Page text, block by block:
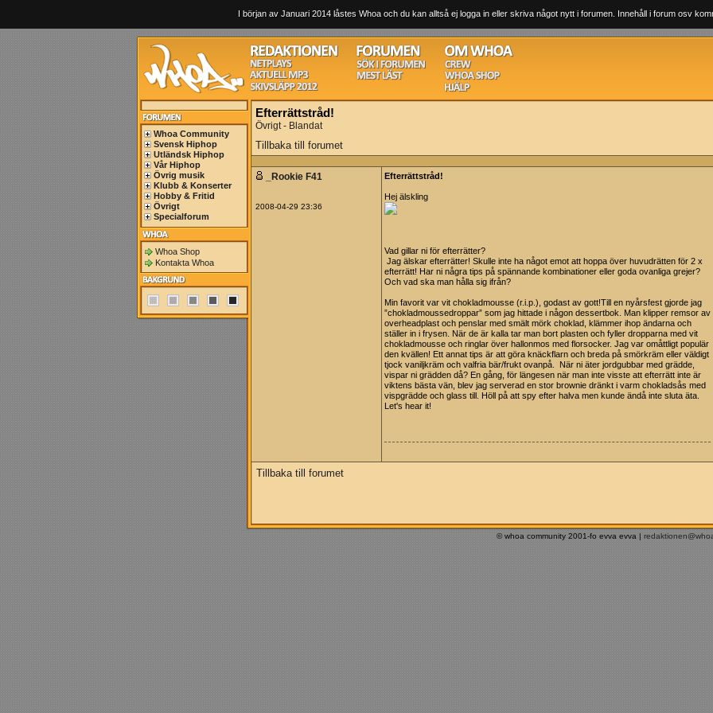
I början av Januari 2014 låstes Whoa och du kan alltså ej logga in eller skriva något nytt i forumen. Innehåll i forum osv
Whoa Community
Svensk Hiphop
Utländsk Hiphop
Vår Hiphop
Övrig musik
Klubb & Konserter
Hobby & Fritid
Övrigt
Specialforum
Whoa Shop
Kontakta Whoa
Efterrättstråd!
Övrigt - Blandat
Tillbaka till forumet
_Rookie F41
2008-04-29 23:36
Efterrättstråd!
Hej älskling
Vad gillar ni för efterrätter?
Jag älskar efterrätter! Skulle inte ha något emot att hoppa över huvudrätten för 2 x
efterrätt! Har ni några tips på spännande kombinationer eller goda ovanliga grejer?
Och vad ska man hålla sig ifrån?
Min favorit var vit chokladmousse (r.i.p.), godast av gott!Till en nyårsfest gjorde jag
”chokladmoussedroppar” som jag hittade i någon dessertbok. Man klipper remsor av
overheadplast och penslar med smält mörk choklad, klämmer ihop ändarna och
ställer in i frysen. När de är kalla tar man bort plasten och fyller dropparna med vit
chokladmousse och ringlar över hallonmos med florsocker. Jag var omåttligt populär
den kvällen! Ett annat tips är att göra knäckflarn och breda på smörkräm eller väldigt
tjock vaniljkräm och valfria bär/frukt ovanpå. När ni äter jordgubbar med grädde,
vispar ni grädden då? En gång, för längesen när man inte visste att efterrätt inte är
viktens bästa vän, blev jag serverad en stor brownie dränkt i varm chokladsås med
vispgrädde och glass till. Höll på att spy efter halva men kunde ändå inte sluta äta.
Let's hear it!
Tillbaka till forumet
© whoa community 2001-fo evva evva |